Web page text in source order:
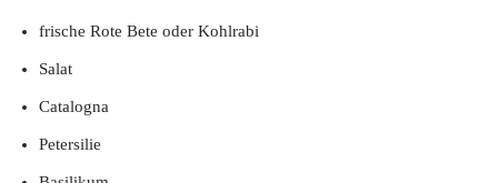
frische Rote Bete oder Kohlrabi
Salat
Catalogna
Petersilie